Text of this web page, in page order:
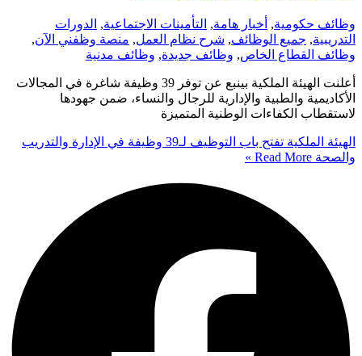
وظائف حكومية, أخبار هامة, التأمينات الاجتماعية, الدورات
التدريبية, جميع الوظائف, شرح نظام العمل, منصة وظفني الآن,
وظائف القطاع الخاص, وظائف جديدة, وظائف مدنية
أعلنت الهيئة الملكية بينبع عن توفر 39 وظيفة شاغرة في المجالات
الأكاديمية والطبية والإدارية للرجال والنساء، ضمن جهودها
لاستقطاب الكفاءات الوطنية المتميزة
الهيئة الملكية تفتح باب التوظيف لـ39 وظيفة في الإدارة والتدريب
والصحة